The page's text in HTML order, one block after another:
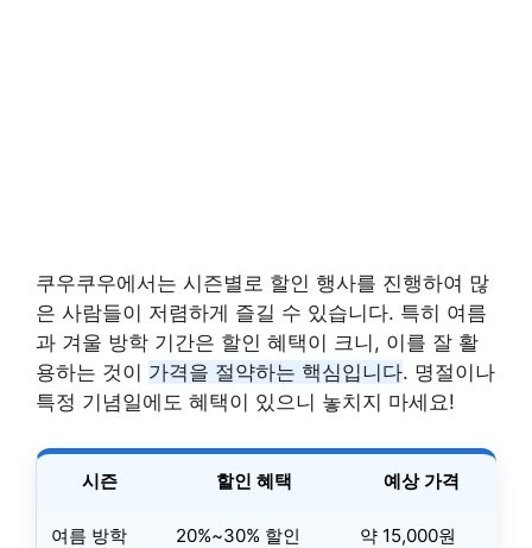
쿠우쿠우에서는 시즌별로 할인 행사를 진행하여 많
은 사람들이 저렴하게 즐길 수 있습니다. 특히 여름
과 겨울 방학 기간은 할인 혜택이 크니, 이를 잘 활
용하는 것이 가격을 절약하는 핵심입니다. 명절이나
특정 기념일에도 혜택이 있으니 놓치지 마세요!
시즌 할인 혜택 예상 가격
여름 방학 20%~30% 할인 약 15,000원